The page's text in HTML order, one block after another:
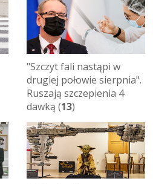
"Szczyt fali nastąpi w
drugiej połowie sierpnia".
Ruszają szczepienia 4
dawką (13)